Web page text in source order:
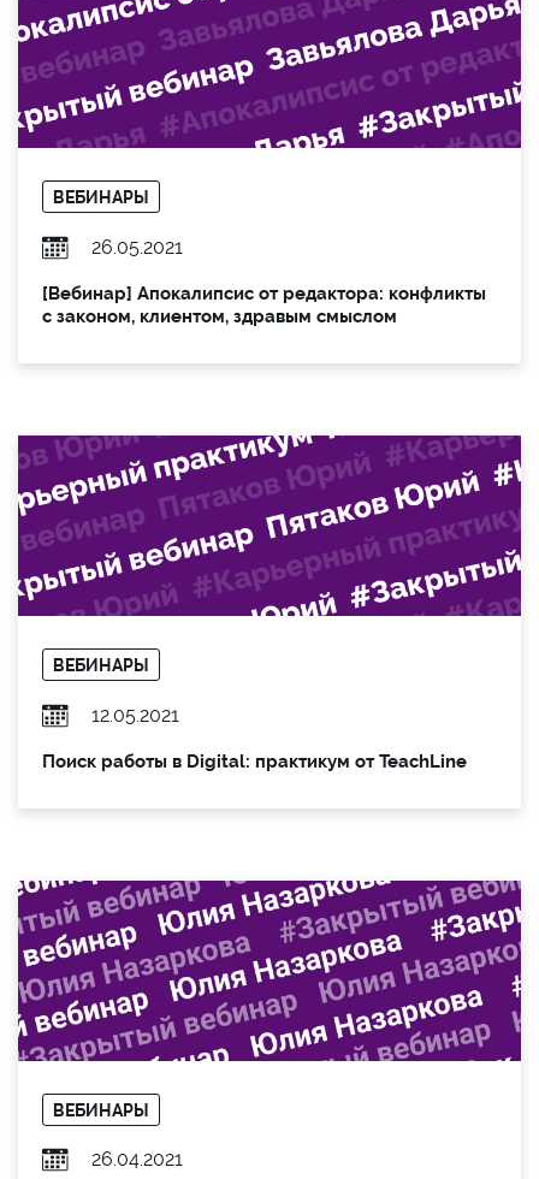
ВЕБИНАРЫ
26.05.2021
[Вебинар] Апокалипсис от редактора: конфликты
с законом, клиентом, здравым смыслом
ВЕБИНАРЫ
12.05.2021
Поиск работы в Digital: практикум от TeachLine
ВЕБИНАРЫ
26.04.2021